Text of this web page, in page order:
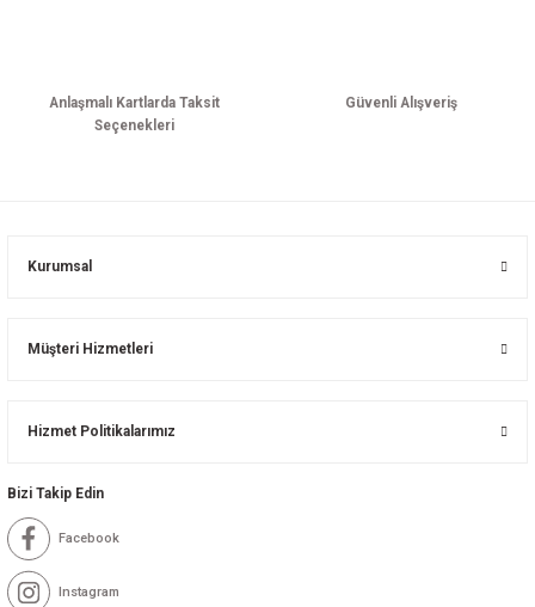
Anlaşmalı Kartlarda Taksit
Seçenekleri
Güvenli Alışveriş
Kurumsal
Müşteri Hizmetleri
Hizmet Politikalarımız
Bizi Takip Edin
Facebook
Instagram